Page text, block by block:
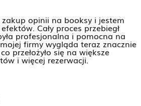
zakup opinii na booksy i jestem
Cały proces przebiegł
profesjonalna i pomocna na
firmy wygląda teraz znacznie
przełożyło się na większe
i więcej rezerwacji.